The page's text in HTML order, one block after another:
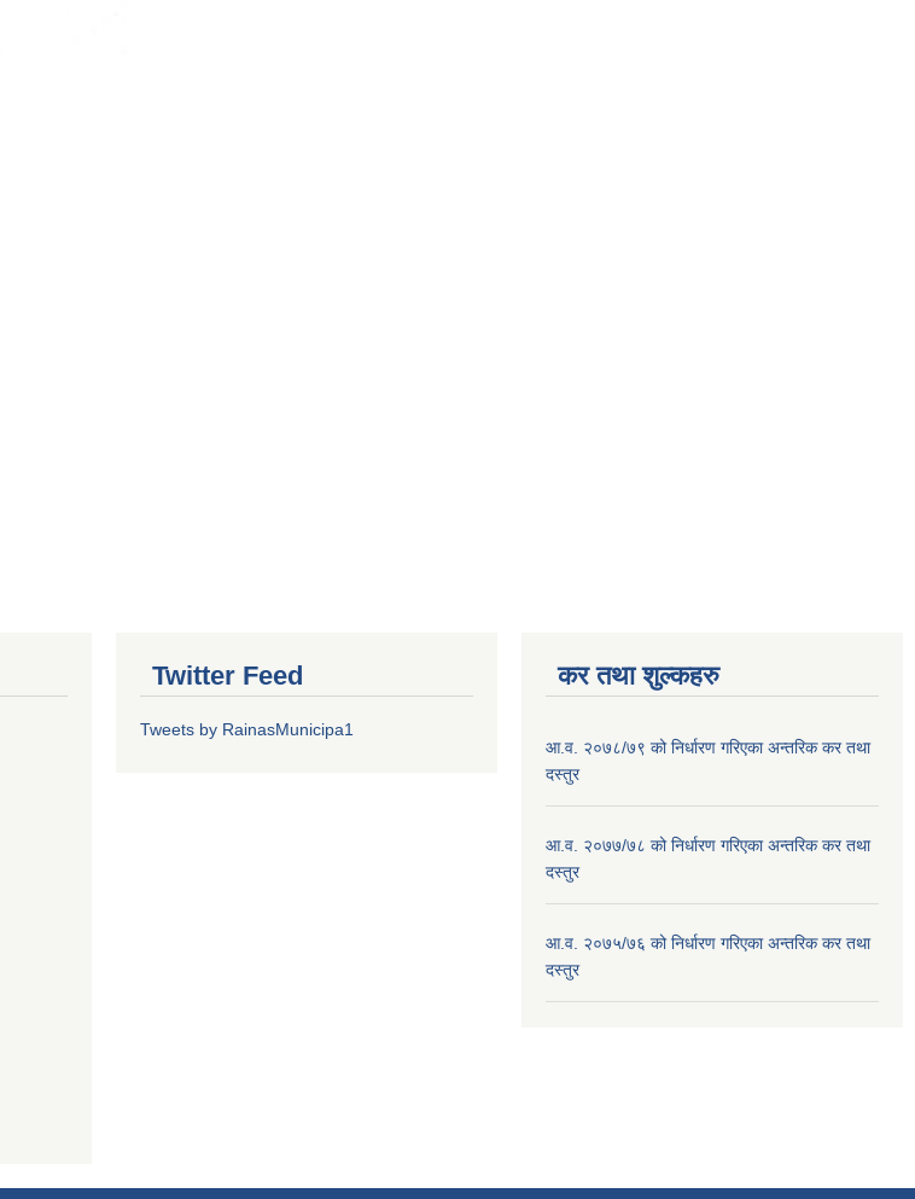
Twitter Feed
Tweets by RainasMunicipa1
कर तथा शुल्कहरु
आ.व. २०७८/७९ को निर्धारण गरिएका अन्तरिक कर तथा
दस्तुर
आ.व. २०७७/७८ को निर्धारण गरिएका अन्तरिक कर तथा
दस्तुर
आ.व. २०७५/७६ को निर्धारण गरिएका अन्तरिक कर तथा
दस्तुर